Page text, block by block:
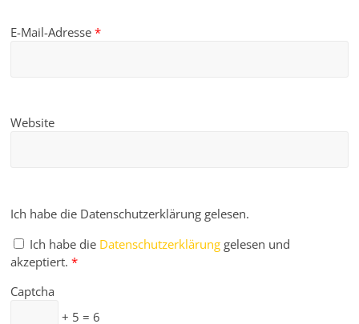
E-Mail-Adresse*
Website
Ich habe die Datenschutzerklärung gelesen.
Ich habe die Datenschutzerklärung gelesen und
akzeptiert. *
Captcha
+ 5 = 6